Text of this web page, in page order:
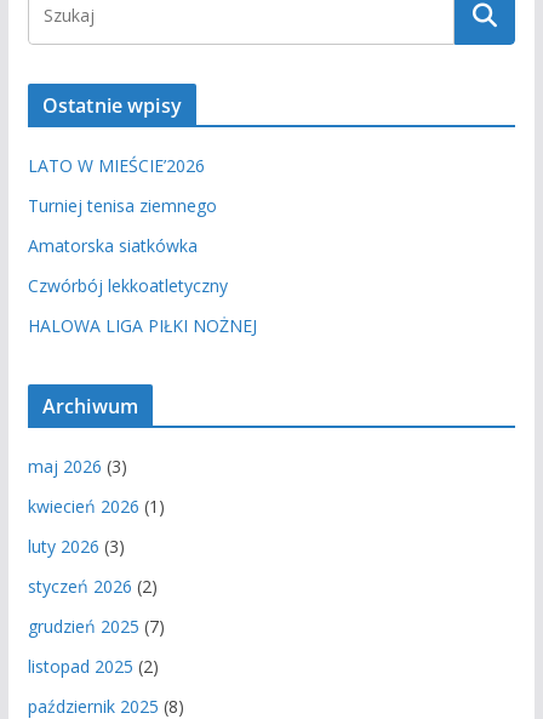
Ostatnie wpisy
LATO W MIEŚCIE’2026
Turniej tenisa ziemnego
Amatorska siatkówka
Czwórbój lekkoatletyczny
HALOWA LIGA PIŁKI NOŻNEJ
Archiwum
maj 2026 (3)
kwiecień 2026 (1)
luty 2026 (3)
styczeń 2026 (2)
grudzień 2025 (7)
listopad 2025 (2)
październik 2025 (8)